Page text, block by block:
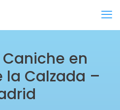
en
la Calzada –